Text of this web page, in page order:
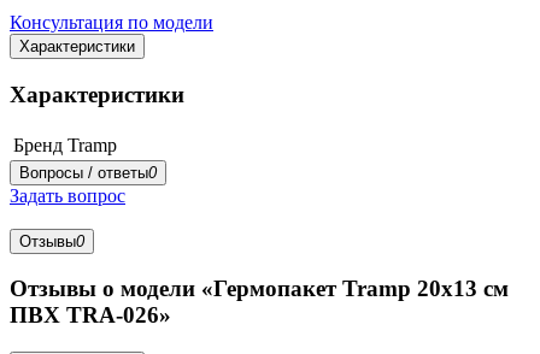
Консультация по модели
Характеристики
Характеристики
Бренд Tramp
Вопросы / ответы0
Задать вопрос
Отзывы0
Отзывы о модели «Гермопакет Tramp 20х13 см
ПВХ TRA-026»